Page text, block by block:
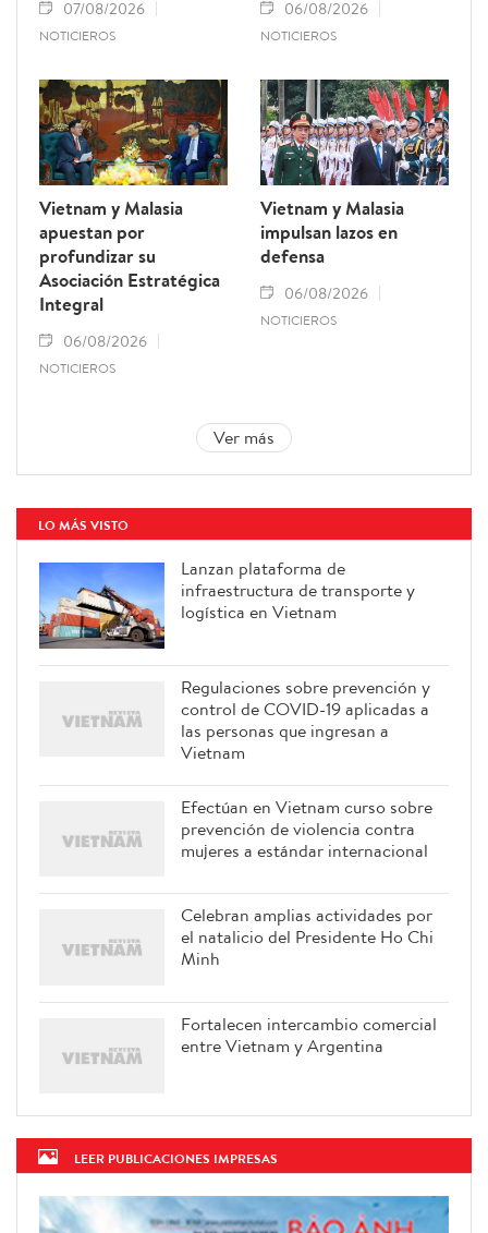
07/08/2026
NOTICIEROS
06/08/2026
NOTICIEROS
Vietnam y Malasia
apuestan por
profundizar su
Asociación Estratégica
Integral
06/08/2026
NOTICIEROS
Vietnam y Malasia
impulsan lazos en
defensa
06/08/2026
NOTICIEROS
Ver más
LO MÁS VISTO
Lanzan plataforma de
infraestructura de transporte y
logística en Vietnam
Regulaciones sobre prevención y
control de COVID-19 aplicadas a
las personas que ingresan a
Vietnam
Efectúan en Vietnam curso sobre
prevención de violencia contra
mujeres a estándar internacional
Celebran amplias actividades por
el natalicio del Presidente Ho Chi
Minh
Fortalecen intercambio comercial
entre Vietnam y Argentina
LEER PUBLICACIONES IMPRESAS